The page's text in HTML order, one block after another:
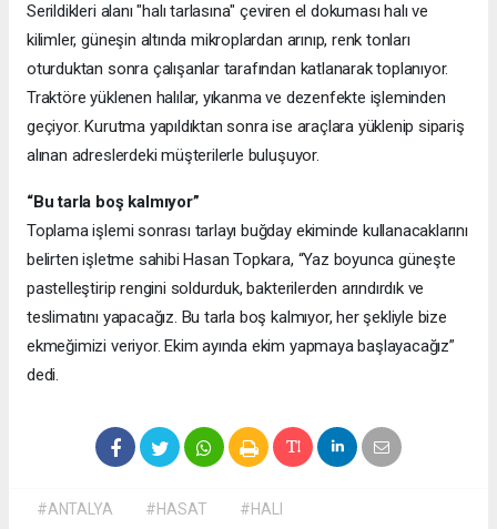
Serildikleri alanı "halı tarlasına" çeviren el dokuması halı ve
kilimler, güneşin altında mikroplardan arınıp, renk tonları
oturduktan sonra çalışanlar tarafından katlanarak toplanıyor.
Traktöre yüklenen halılar, yıkanma ve dezenfekte işleminden
geçiyor. Kurutma yapıldıktan sonra ise araçlara yüklenip sipariş
alınan adreslerdeki müşterilerle buluşuyor.
“Bu tarla boş kalmıyor”
Toplama işlemi sonrası tarlayı buğday ekiminde kullanacaklarını
belirten işletme sahibi Hasan Topkara, “Yaz boyunca güneşte
pastelleştirip rengini soldurduk, bakterilerden arındırdık ve
teslimatını yapacağız. Bu tarla boş kalmıyor, her şekliyle bize
ekmeğimizi veriyor. Ekim ayında ekim yapmaya başlayacağız”
dedi.
#ANTALYA #HASAT #HALI